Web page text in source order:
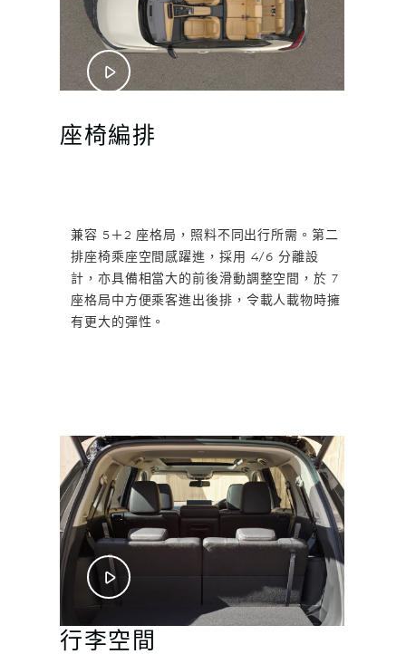
座椅編排
兼容 5＋2 座格局，照料不同出行所需。第二
排座椅乘座空間感躍進，採用 4/6 分離設
計，亦具備相當大的前後滑動調整空間，於 7
座格局中方便乘客進出後排，令載人載物時擁
有更大的彈性。
行李空間